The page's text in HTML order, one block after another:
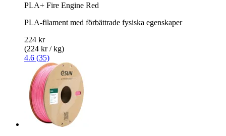
PLA+ Fire Engine Red
PLA-filament med förbättrade fysiska egenskaper
224 kr
(224 kr / kg)
4.6 (35)